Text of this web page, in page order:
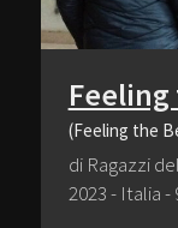
(Feeling the
di Ragazzi
2023 - Italia -